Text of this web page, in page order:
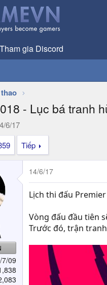
Tham gia Discord
- Lục bá tranh
6/17
Tiếp
7/09
14/6/17
Lịch thi đấu
Vòng đấu đầu tiên
Trước đó, trận